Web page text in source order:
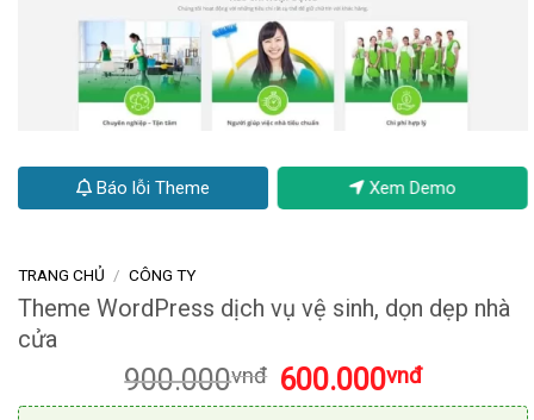
Báo lỗi Theme Xem Demo
TRANG CHỦ / CÔNG TY
Theme WordPress dịch vụ vệ sinh, dọn dẹp nhà
cửa
900.000vnđ Giá
gốc
600.000vnđGiá